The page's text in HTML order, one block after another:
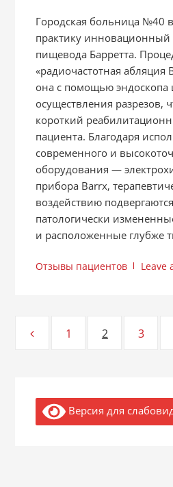
Городская больница №40
практику инновационный
пищевода Барретта.
«радиочастотная абляция
она с помощью эндоскопа
осуществления разрезов,
короткий
пациента. Благодаря
современного и
оборудования —
прибора Barrx,
воздействию
патологически
и расположенные глубже
Отзывы пациентов Leave
Навигация
1 Page
2 Page
3
Версия для